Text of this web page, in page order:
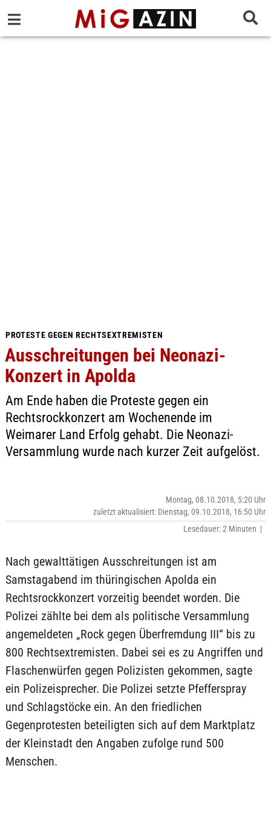
PROTESTE GEGEN RECHTSEXTREMISTEN
Ausschreitungen bei Neonazi-
Konzert in Apolda
Am Ende haben die Proteste gegen ein
Rechtsrockkonzert am Wochenende im
Weimarer Land Erfolg gehabt. Die Neonazi-
Versammlung wurde nach kurzer Zeit aufgelöst.
Montag, 08.10.2018, 5:20 Uhr
zuletzt aktualisiert: Dienstag, 09.10.2018, 16:50 Uhr
Lesedauer: 2 Minuten |
Nach gewalttätigen Ausschreitungen ist am
Samstagabend im thüringischen Apolda ein
Rechtsrockkonzert vorzeitig beendet worden. Die
Polizei zählte bei dem als politische Versammlung
angemeldeten „Rock gegen Überfremdung III“ bis zu
800 Rechtsextremisten. Dabei sei es zu Angriffen und
Flaschenwürfen gegen Polizisten gekommen, sagte
ein Polizeisprecher. Die Polizei setzte Pfefferspray
und Schlagstöcke ein. An den friedlichen
Gegenprotesten beteiligten sich auf dem Marktplatz
der Kleinstadt den Angaben zufolge rund 500
Menschen.